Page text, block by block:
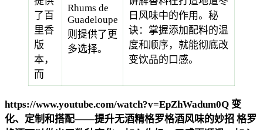
了百
里香
版
本，
而
Rhums de
Guadeloupe
则提供了更
多选择。
日风味中的作用。秘
诀：掌握添加配料的温
度和顺序，就能彻底改
变饮品的口感。
https://www.youtube.com/watch?v=EpZhWadum0Q 变
化、定制和搭配——提升无酒精格罗格酒风味的妙招 格罗